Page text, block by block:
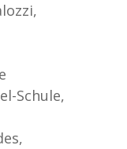
Schule,